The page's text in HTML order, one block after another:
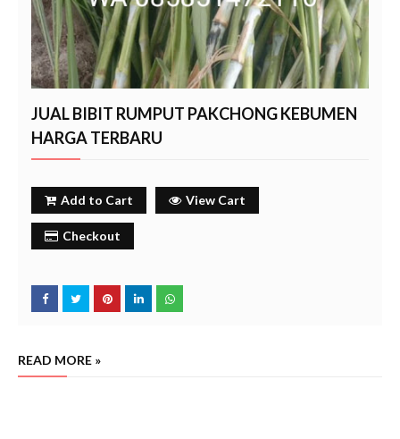
JUAL BIBIT RUMPUT PAKCHONG KEBUMEN
HARGA TERBARU
Add to Cart View Cart
Checkout
READ MORE »